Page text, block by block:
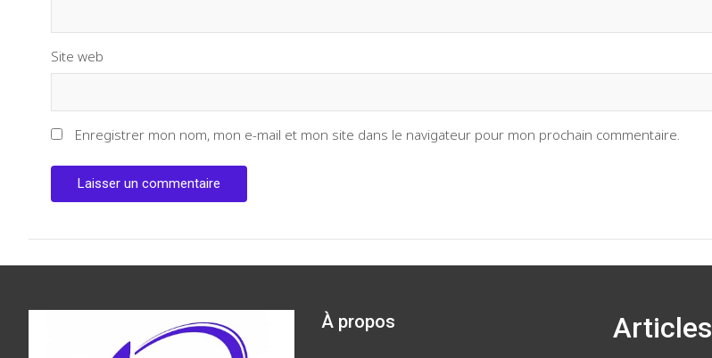
Site web
Enregistrer mon nom, mon e-mail et mon site dans le navigateur pour mon prochain commentaire.
À propos Articles